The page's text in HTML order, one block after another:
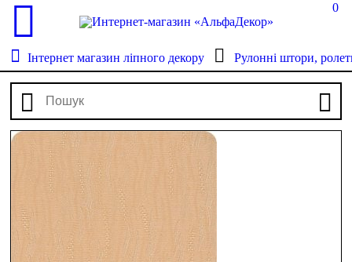
0
Інтернет магазин ліпного декору Рулонні штори,